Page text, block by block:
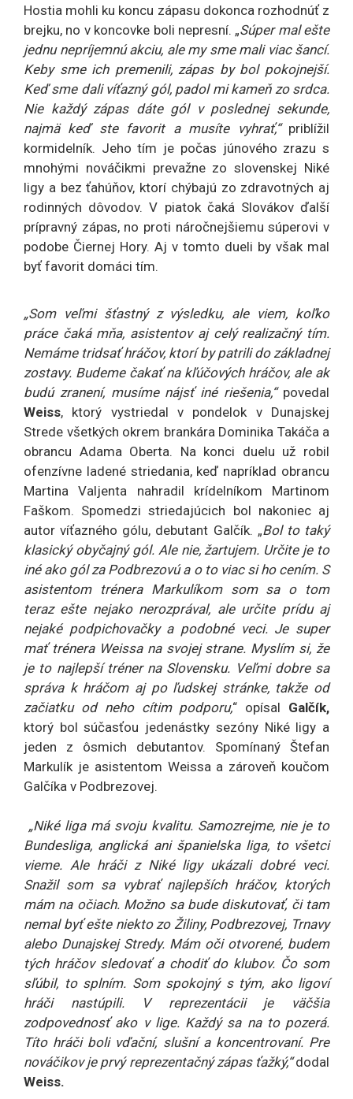
Hostia mohli ku koncu zápasu dokonca rozhodnúť z
brejku, no v koncovke boli nepresní. „Súper mal ešte
jednu nepríjemnú akciu, ale my sme mali viac šancí.
Keby sme ich premenili, zápas by bol pokojnejší.
Keď sme dali víťazný gól, padol mi kameň zo srdca.
Nie každý zápas dáte gól v poslednej sekunde,
najmä keď ste favorit a musíte vyhrať,“priblížil
kormidelník. Jeho tím je počas júnového zrazu s
mnohými nováčikmi prevažne zo slovenskej Niké
ligy a bez ťahúňov, ktorí chýbajú zo zdravotných aj
rodinných dôvodov. V piatok čaká Slovákov ďalší
prípravný zápas, no proti náročnejšiemu súperovi v
podobe Čiernej Hory. Aj v tomto dueli by však mal
byť favorit domáci tím.
„Som veľmi šťastný z výsledku, ale viem, koľko
práce čaká mňa, asistentov aj celý realizačný tím.
Nemáme tridsať hráčov, ktorí by patrili do základnej
zostavy. Budeme čakať na kľúčových hráčov, ale ak
budú zranení, musíme nájsť iné riešenia,“povedal
Weiss, ktorý vystriedal v pondelok v Dunajskej
Strede všetkých okrem brankára Dominika Takáča a
obrancu Adama Oberta. Na konci duelu už robil
ofenzívne ladené striedania, keď napríklad obrancu
Martina Valjenta nahradil krídelníkom Martinom
Faškom. Spomedzi striedajúcich bol nakoniec aj
autor víťazného gólu, debutant Galčík. „Bol to taký
klasický obyčajný gól. Ale nie, žartujem. Určite je to
iné ako gól za Podbrezovú a o to viac si ho cením. S
asistentom trénera Markulíkom som sa o tom
teraz ešte nejako nerozprával, ale určite prídu aj
nejaké podpichovačky a podobné veci. Je super
mať trénera Weissa na svojej strane. Myslím si, že
je to najlepší tréner na Slovensku. Veľmi dobre sa
správa k hráčom aj po ľudskej stránke, takže od
začiatku od neho cítim podporu,“ opísal Galčík,
ktorý bol súčasťou jedenástky sezóny Niké ligy a
jeden z ôsmich debutantov. Spomínaný Štefan
Markulík je asistentom Weissa a zároveň koučom
Galčíka v Podbrezovej.
„Niké liga má svoju kvalitu. Samozrejme, nie je to
Bundesliga, anglická ani španielska liga, to všetci
vieme. Ale hráči z Niké ligy ukázali dobré veci.
Snažil som sa vybrať najlepších hráčov, ktorých
mám na očiach. Možno sa bude diskutovať, či tam
nemal byť ešte niekto zo Žiliny, Podbrezovej, Trnavy
alebo Dunajskej Stredy. Mám oči otvorené, budem
tých hráčov sledovať a chodiť do klubov. Čo som
sľúbil, to splním. Som spokojný s tým, ako ligoví
hráči nastúpili. V reprezentácii je väčšia
zodpovednosť ako v lige. Každý sa na to pozerá.
Títo hráči boli vďační, slušní a koncentrovaní. Pre
nováčikov je prvý reprezentačný zápas ťažký,“dodal
Weiss.